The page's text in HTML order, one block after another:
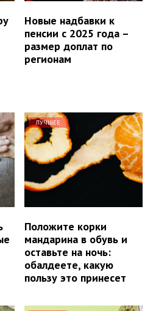
Новые надбавки к
пенсии с 2025 года –
размер доплат по
регионам
ЛУЧШЕЕ
Положите корки
мандарина в обувь и
оставьте на ночь:
обалдеете, какую
пользу это принесет